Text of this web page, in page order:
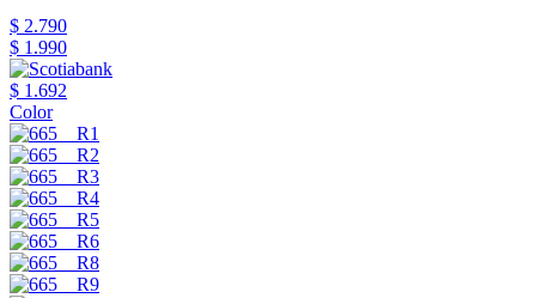
$ 2.790
$ 1.990
$ 1.692
Color